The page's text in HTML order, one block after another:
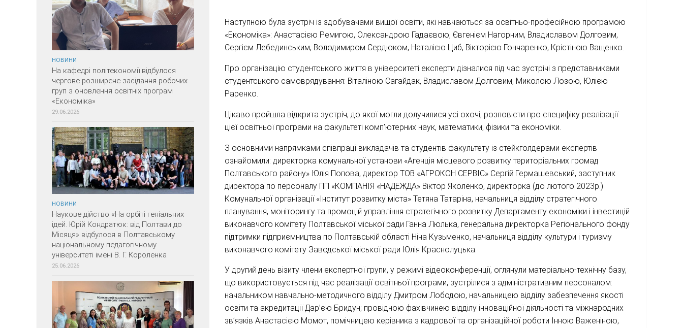
Наступною була зустріч із здобувачами вищої освіти, які навчаються за освітньо-професійною програмою
«Економіка»: Анастасією Ремигою, Олександрою Гадаєвою, Євгенієм Нагорним, Владиславом Долговим,
Сергієм Лебединським, Володимиром Сердюком, Наталією Циб, Вікторією Гончаренко, Крістіною Ващенко.
Про організацію студентського життя в університеті експерти дізналися під час зустрічі з представниками
студентського самоврядування: Віталіною Сагайдак, Владиславом Долговим, Миколою Лозою, Юлією
Раренко.
Цікаво пройшла відкрита зустріч, до якої могли долучилися усі охочі, розповісти про специфіку реалізації
цієї освітньої програми на факультеті комп’ютерних наук, математики, фізики та економіки.
З основними напрямками співпраці викладачів та студентів факультету із стейкголдерами експертів
ознайомили: директорка комунальної установи «Агенція місцевого розвитку територіальних громад
Полтавського району» Юлія Попова, директор ТОВ «АГРОКОН СЕРВІС» Сергій Гермашевський, заступник
директора по персоналу ПП «КОМПАНІЯ «НАДЕЖДА» Віктор Яколенко, директорка (до лютого 2023р.)
Комунальної організації «Інститут розвитку міста» Тетяна Татаріна, начальниця відділу стратегічного
планування, моніторингу та промоцій управління стратегічного розвитку Департаменту економіки і інвестицій
виконавчого комітету Полтавської міської ради Ганна Люлька, генеральна директорка Регіонального фонду
підтримки підприємництва по Полтавській області Ніна Кузьменко, начальниця відділу культури і туризму
виконавчого комітету Заводської міської ради Юлія Краснолуцька.
У другий день візиту члени експертної групи, у режимі відеоконференції, оглянули матеріально-технічну базу,
що використовується під час реалізації освітньої програми, зустрілися з адміністративним персоналом:
начальником навчально-методичного відділу Дмитром Лободою, начальницею відділу забезпечення якості
освіти та акредитації Дар’єю Бридун; провідною фахівчинею відділу інноваційної діяльності та міжнародних
зв’язків Анастасією Момот, помічницею керівника з кадрової та організаційної роботи Інною Важеніною,
НОВИНИ
На кафедрі політекономії відбулося
чергове розширене засідання робочих
груп з оновлення освітніх програм
«Економіка»
29.06.2026
НОВИНИ
Наукове дійство «На орбіті геніальних
ідей. Юрій Кондратюк: від Полтави до
Місяця» відбулося в Полтавському
національному педагогічному
університеті імені В. Г. Короленка
25.06.2026